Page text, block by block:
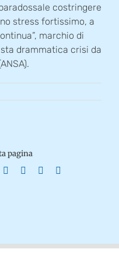
costringere
stress fortissimo, a
marchio di
drammatica crisi da
pagina
TumblrPinterest